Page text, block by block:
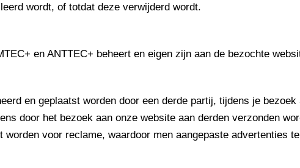
wordt, of totdat deze verwijderd wordt.
en ANTTEC+ beheert en eigen zijn aan de bezochte
en geplaatst worden door een derde partij, tijdens je
door het bezoek aan onze website aan derden verzonden
voor reclame, waardoor men aangepaste advertenties